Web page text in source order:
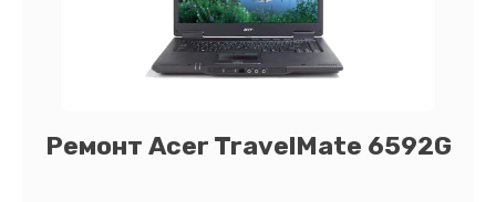
Ремонт Acer TravelMate 6592G